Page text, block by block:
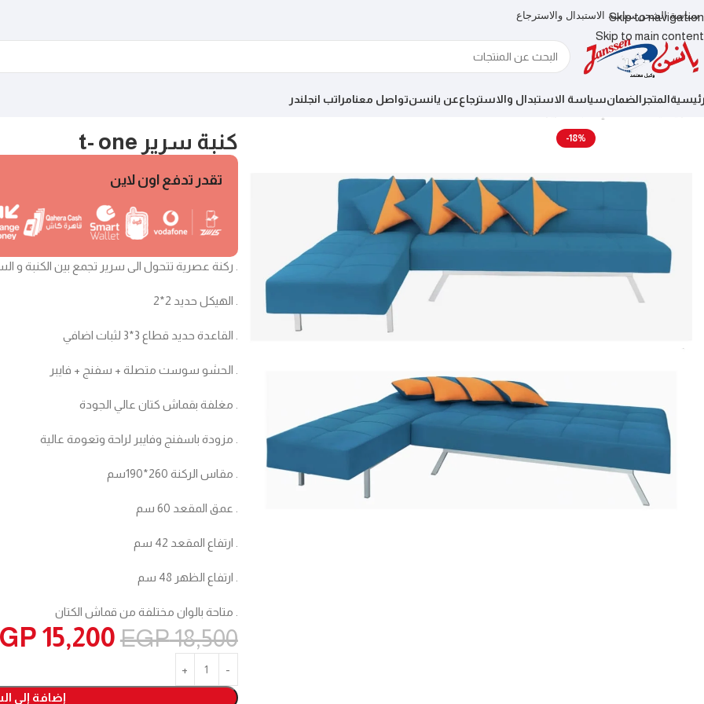
Skip to navigation
Skip to main content
سياسة الشحنسياسة الاستبدال والاسترجاع
المتجر الضمانسياسة الاستبدال والاسترجاععن يانسنتواصل معنامراتب انجلندر
اثاث داخلي
-18% كنبة سرير t- one
تقدر تدفع اون لاين
. ركنة عصرية تتحول الى سرير تجمع بين الكنبة و
. الهيكل حديد 2*2
. القاعدة حديد قطاع 3*3 لثبات اضافي
. الحشو سوست متصلة + سفنج + فايبر
. مغلفة بقماش كتان عالي الجودة
. مزودة باسفنج وفايبر لراحة وتعومة عالية
. مقاس الركنة 260*190سم
. عمق المقعد 60 سم
. ارتفاع المقعد 42 سم
. ارتفاع الظهر 48 سم
. متاحة بالوان مختلفة من قماش الكتان
EGP18,500
15,200
إضافة إلى